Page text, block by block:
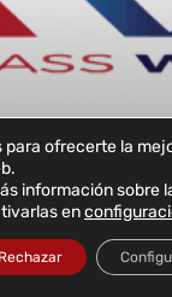
elige a
la red
para ofrecerte la
información sobre
en
Rechazar